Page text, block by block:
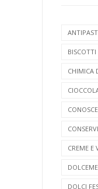
BISCOTTI
CHIMICA
CREME E
DOLCI